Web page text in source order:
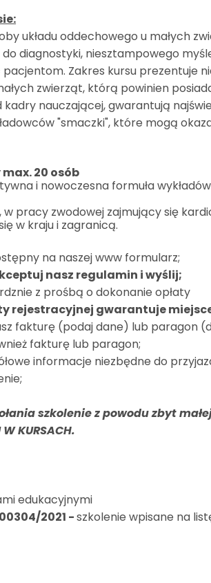
układu oddechowego u małych
diagnostyki, niesztampowego
Zakres kursu prezentuje
zwierząt, którą powinien
kadry nauczającej, gwarantują
"smaczki", które mogą
20 osób
i nowoczesna formuła
pracy zwodowej zajmujący się
w kraju i zagranicą.
na naszej www formularz;
nasz regulamin i wyślij;
z prośbą o dokonanie opłaty
rejestracyjnej gwarantuje
fakturę (podaj dane) lub paragon
fakturę lub paragon;
informacje niezbędne do
szkolenie z powodu zbyt
KURSACH.
edukacyjnymi
2021 -szkolenie wpisane na